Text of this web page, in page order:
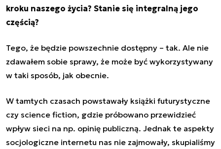
kroku naszego życia? Stanie się integralną jego
częścią?
Tego, że będzie powszechnie dostępny – tak. Ale nie
zdawałem sobie sprawy, że może być wykorzystywany
w taki sposób, jak obecnie.
W tamtych czasach powstawały książki futurystyczne
czy science fiction, gdzie próbowano przewidzieć
wpływ sieci na np. opinię publiczną. Jednak te aspekty
socjologiczne internetu nas nie zajmowały, skupialiśmy